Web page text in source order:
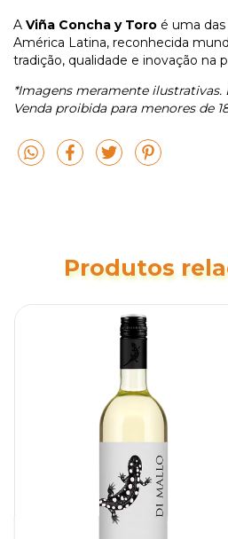
A Viña Concha y Toro é uma
América Latina, reconhecida
tradição, qualidade e inovação na
*Imagens meramente ilustrativas.
Venda proibida para menores de
Produtos